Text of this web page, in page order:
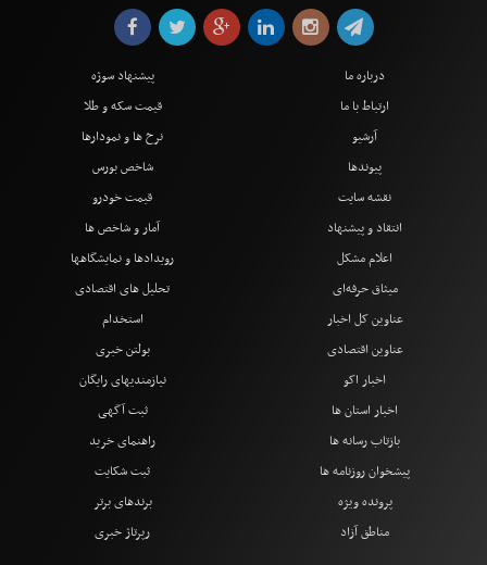
درباره ما
ارتباط با ما
آرشیو
پیوندها
نقشه سایت
انتقاد و پیشنهاد
اعلام مشکل
میثاق حرفه‌ای
پیشنهاد سوژه
قیمت سکه و طلا
نرخ ها و نمودارها
شاخص بورس
قیمت خودرو
آمار و شاخص ها
رویدادها و نمایشگاهها
تحلیل های اقتصادی
عناوین کل اخبار
عناوین اقتصادی
اخبار اکو
اخبار استان ها
بازتاب رسانه ها
پیشخوان روزنامه ها
پرونده ویژه
مناطق آزاد
استخدام
بولتن خبری
نیازمندیهای رایگان
ثبت آگهی
راهنمای خرید
ثبت شکایت
برندهای برتر
رپرتاژ خبری